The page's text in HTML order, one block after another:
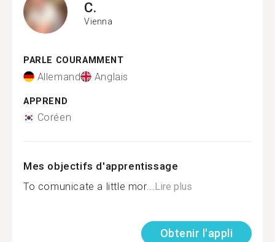
C.
Vienna
PARLE COURAMMENT
Allemand Anglais
APPREND
Coréen
Mes objectifs d'apprentissage
To comunicate a little mor...Lire plus
Obtenir l'appli